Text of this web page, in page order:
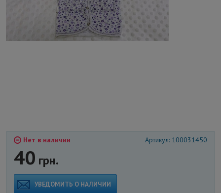
Нет в наличии Артикул: 100031450
40 грн.
УВЕДОМИТЬ О НАЛИЧИИ